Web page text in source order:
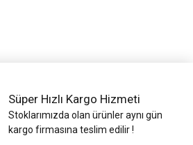
Süper Hızlı Kargo Hizmeti
Stoklarımızda olan ürünler aynı gün
kargo firmasına teslim edilir !